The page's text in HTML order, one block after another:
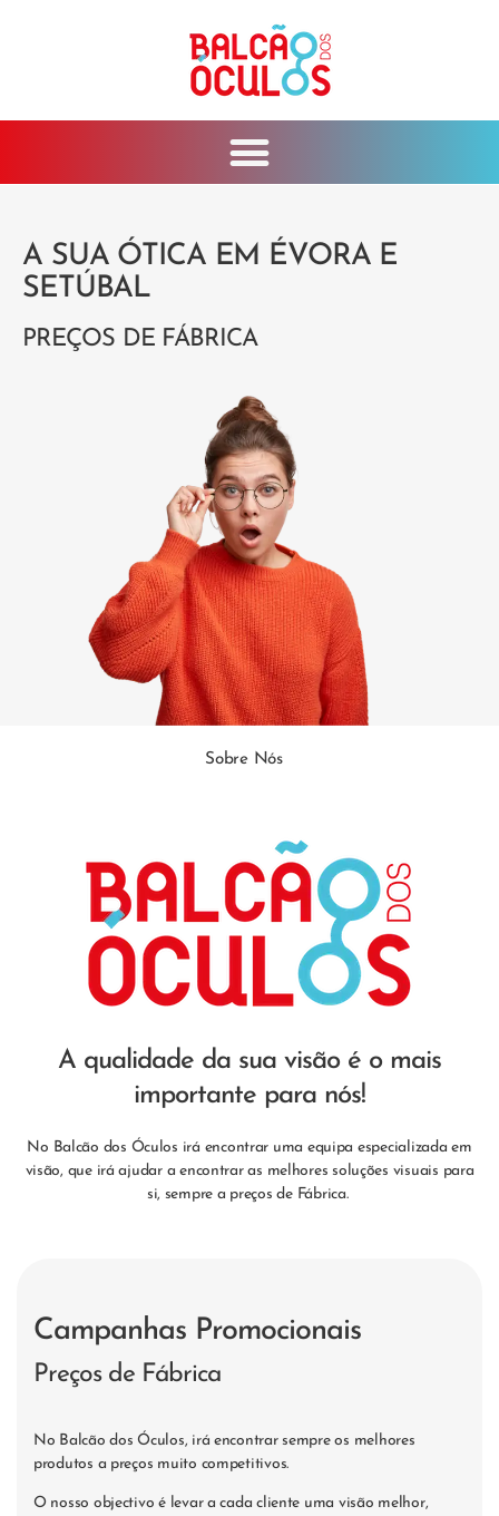
A SUA ÓTICA EM ÉVORA E
SETÚBAL
PREÇOS DE FÁBRICA
Sobre Nós
A qualidade da sua visão é o mais
importante para nós!
No Balcão dos Óculos irá encontrar uma equipa especializada em
visão, que irá ajudar a encontrar as melhores soluções visuais para
si, sempre a preços de Fábrica.
Campanhas Promocionais
Preços de Fábrica
No Balcão dos Óculos, irá encontrar sempre os melhores
produtos a preços muito competitivos.
O nosso objectivo é levar a cada cliente uma visão melhor,